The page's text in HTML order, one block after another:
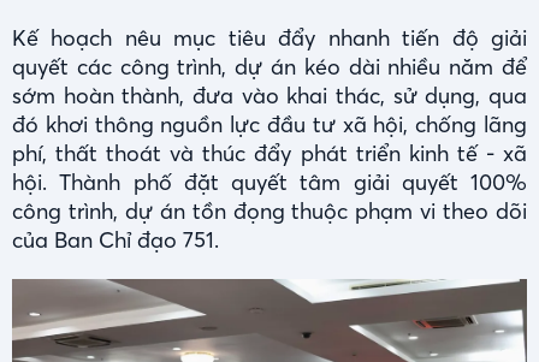
Kế hoạch nêu mục tiêu đẩy nhanh tiến độ giải
quyết các công trình, dự án kéo dài nhiều năm để
sớm hoàn thành, đưa vào khai thác, sử dụng, qua
đó khơi thông nguồn lực đầu tư xã hội, chống lãng
phí, thất thoát và thúc đẩy phát triển kinh tế - xã
hội. Thành phố đặt quyết tâm giải quyết 100%
công trình, dự án tồn đọng thuộc phạm vi theo dõi
của Ban Chỉ đạo 751.